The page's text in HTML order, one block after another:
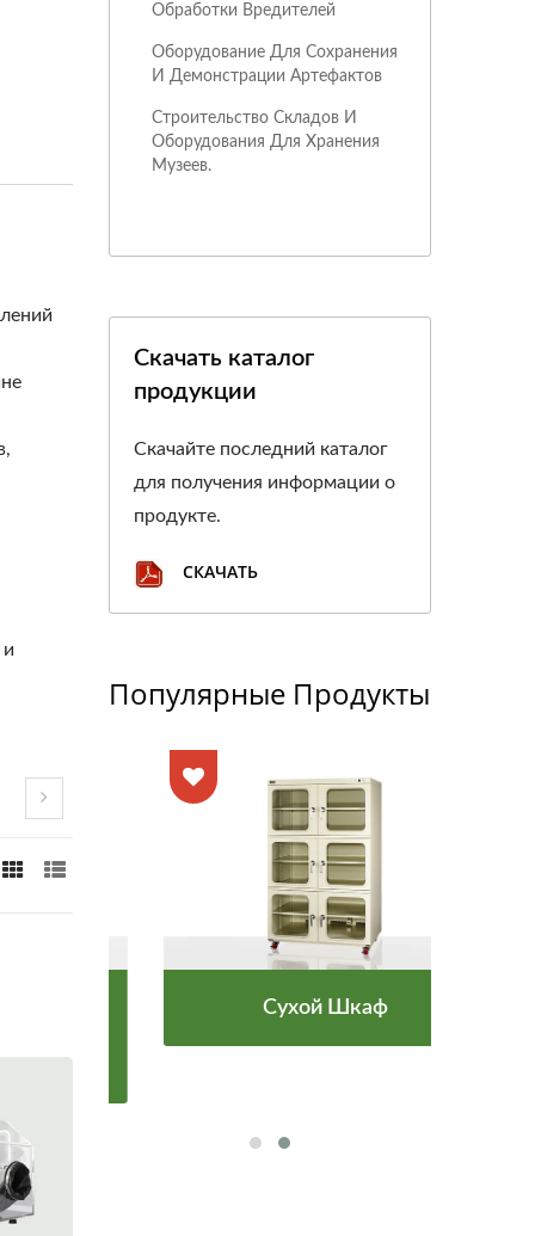
Обработки Вредителей
Оборудование Для Сохранения
И Демонстрации Артефактов
Строительство Складов И
Оборудования Для Хранения
Музеев.
Скачать каталог
продукции
Скачайте последний каталог
для получения информации о
продукте.
СКАЧАТЬ
Популярные Продукты
Сухой Шкаф